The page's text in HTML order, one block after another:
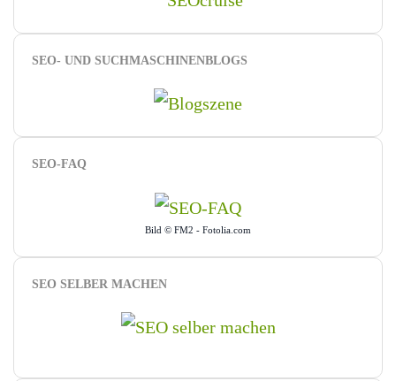
SEO- UND SUCHMASCHINENBLOGS
SEO-FAQ
Bild © FM2 - Fotolia.com
SEO SELBER MACHEN